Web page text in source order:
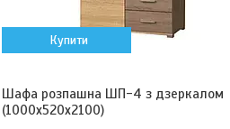
Купити
Шафа розпашна ШП-4 з дзеркалом
(1000х520х2100)